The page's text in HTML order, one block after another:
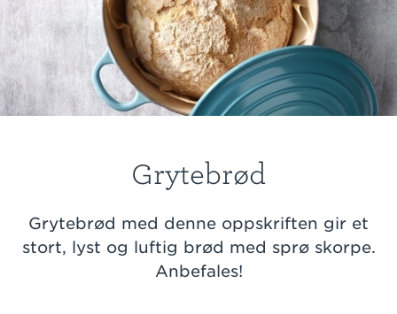
Grytebrød
Grytebrød med denne oppskriften gir et
stort, lyst og luftig brød med sprø skorpe.
Anbefales!